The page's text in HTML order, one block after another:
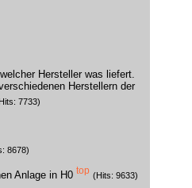
Hersteller was liefert.
Herstellern der
7733)
8678)
Anlage in H0 top (Hits: 9633)